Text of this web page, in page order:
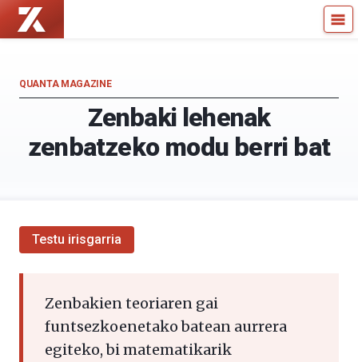
Zientzia
Kultura
Kultura
Zenbaki lehenak
zenbatzeko modu berri bat
QUANTA MAGAZINE
Testu irisgarria
Zenbakien teoriaren gai
funtsezkoenetako batean aurrera
egiteko, bi matematikarik